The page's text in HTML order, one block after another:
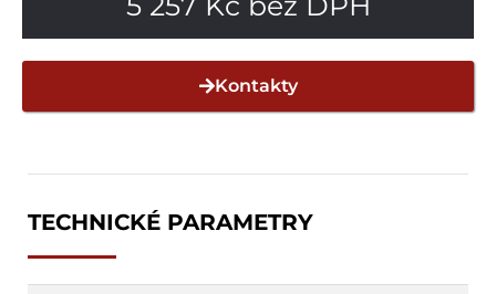
TECHNICKÉ PARAMETRY
Kontakty